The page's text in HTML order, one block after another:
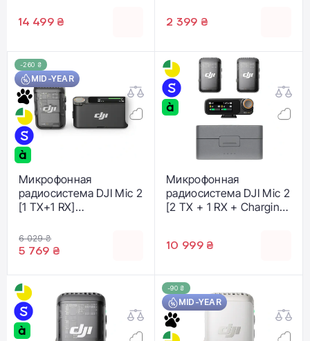
14 499 ₴
2 399 ₴
-260 ₴
MID-YEAR
Микрофонная
радиосистема DJI Mic 2
[1 TX+1 RX]
6 029 ₴
5 769 ₴
Микрофонная
радиосистема DJI Mic 2
[2 TX + 1 RX + Charging
10 999 ₴
-90 ₴
MID-YEAR